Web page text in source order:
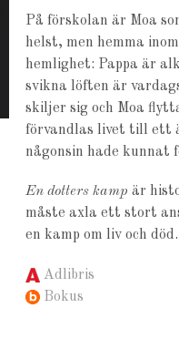
På förskolan är Moa
helst, men hemma
hemlighet: Pappa är
svikna löften är
skiljer sig och Moa
förvandlas livet till ett
någonsin hade kunnat
En dotters kamp är
måste axla ett stort
en kamp om liv och död.
Adlibris
Bokus